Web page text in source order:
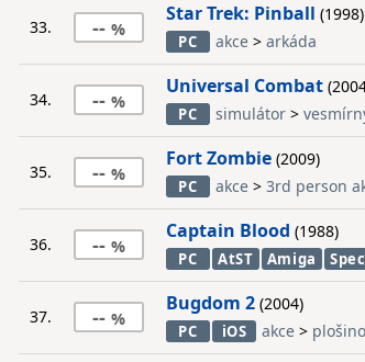
33. --
Star Trek: Pinball (1998)
PC akce > arkáda
34. --
Universal Combat
PC simulátor >
35. --
Fort Zombie (2009)
PC akce > 3rd person
36. --
Captain Blood (1988)
PC AtST Amiga
37. --
Bugdom 2 (2004)
PC iOS akce >